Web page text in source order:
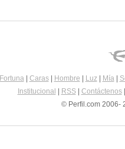
Fortuna| Caras| Hombre Luz| Mía|
Institucional
RSS| Contáctenos
© Perfil.com 2006-